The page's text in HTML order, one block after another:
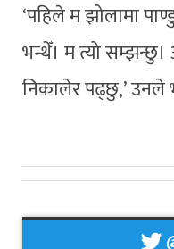
‘पहिले म झोलामा
भन्थेँ। म त्यो सम्झन्छु।
निकालेर पढ्छु,’ उनले